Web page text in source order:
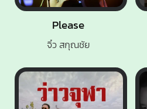
Please
จิ๋ว สกุณชัย